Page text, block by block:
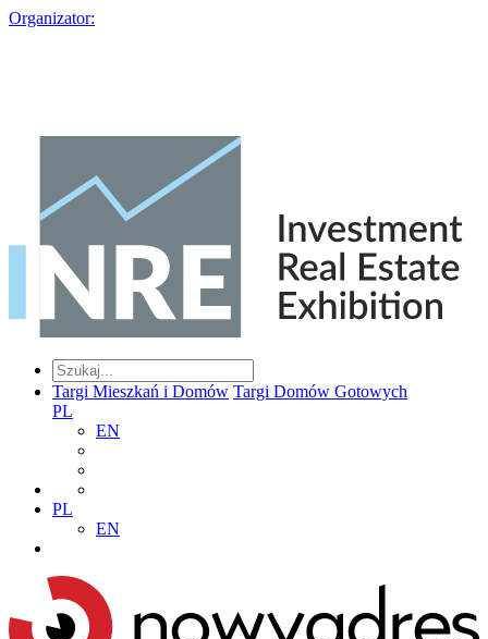
Organizator:
Targi Mieszkań i Domów Targi Domów Gotowych
PL
EN
PL
EN